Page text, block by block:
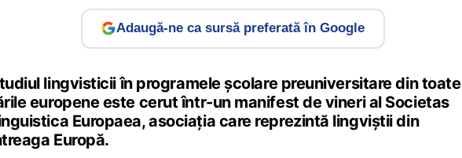
Adaugă-ne ca sursă preferată în Google
lingvisticii în programele școlare preuniversitare din toate
europene este cerut într-un manifest de vineri al Societas
Europaea, asociația care reprezintă lingviștii din
Europă.